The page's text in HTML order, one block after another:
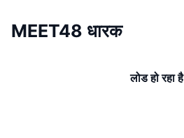
MEET48 धारक
लोड हो रहा है